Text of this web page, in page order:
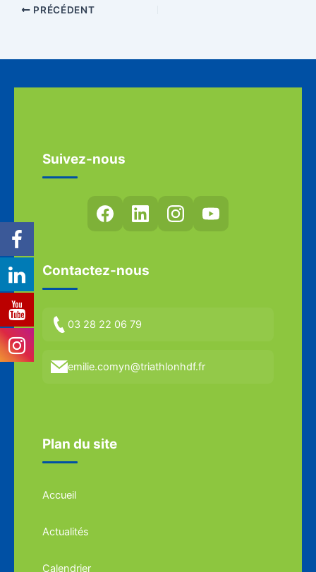
PRÉCÉDENT
Suivez-nous
Contactez-nous
03 28 22 06 79
emilie.comyn@triathlonhdf.fr
Plan du site
Accueil
Actualités
Calendrier